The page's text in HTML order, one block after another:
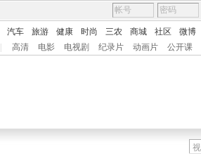
汽车 旅游 健康 时尚 三农 商城 社区 微博
高清 电影 电视剧 纪录片 动画片 公开课